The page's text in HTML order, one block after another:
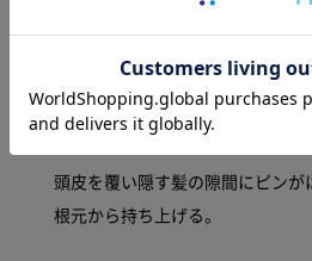
2.はいり込む
頭皮を覆い隠す髪の隙間にピンが
根元から持ち上げる。